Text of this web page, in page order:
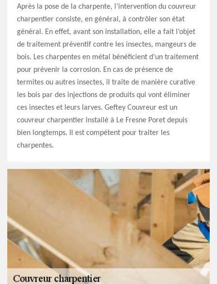
Après la pose de la charpente, l’intervention du couvreur
charpentier consiste, en général, à contrôler son état
général. En effet, avant son installation, elle a fait l’objet
de traitement préventif contre les insectes, mangeurs de
bois. Les charpentes en métal bénéficient d’un traitement
pour prévenir la corrosion. En cas de présence de
termites ou autres insectes, il traite de manière curative
les bois par des injections de produits qui vont éliminer
ces insectes et leurs larves. Geftey Couvreur est un
couvreur charpentier installé à Le Fresne Poret depuis
bien longtemps. Il est compétent pour traiter les
charpentes.